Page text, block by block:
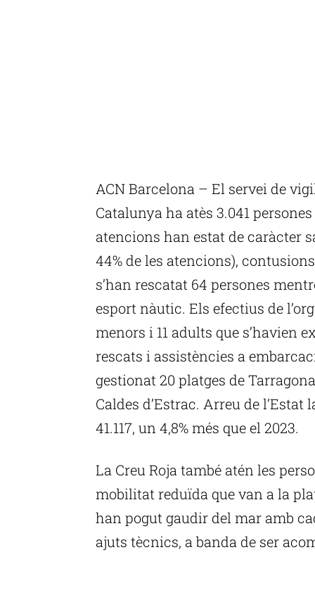
ACN Barcelona – El servei de
Catalunya ha atès 3.041
atencions han estat de caràcter
44% de les atencions),
s’han rescatat 64 persones
esport nàutic. Els efectius de
menors i 11 adults que s’havien
rescats i assistències a
gestionat 20 platges de
Caldes d’Estrac. Arreu de
41.117, un 4,8% més que el 2023.
La Creu Roja també atén les
mobilitat reduïda que van a la
han pogut gaudir del mar amb
ajuts tècnics, a banda de ser